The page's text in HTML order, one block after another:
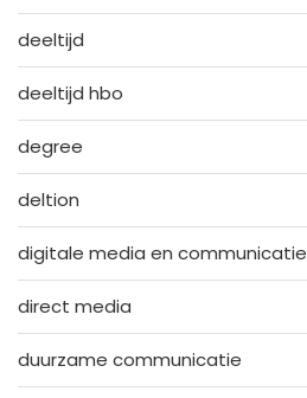
deeltijd
deeltijd hbo
degree
deltion
digitale media en communicatie
direct media
duurzame communicatie